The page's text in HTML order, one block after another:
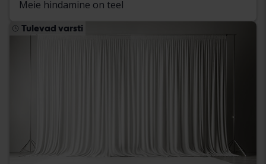
Meie hindamine on teel
Tulevad varsti